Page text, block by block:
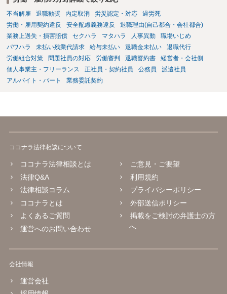
不当解雇 退職勧奨 内定取消 労災認定・対応
過労死
労働・雇用契約違反
安全配慮義務違反
退職理由(自己都合・会社都合)
業務上過失・損害賠償
セクハラ マタハラ 人事異動
職場いじめ
パワハラ
未払い残業代請求 給与未払い 退職金未払い
退職代行
労働組合対策
問題社員の対応 労働審判 退職誓約書
経営者・会社側
個人事業主・フリーランス
正社員・契約社員 公務員
派遣社員
アルバイト・パート
業務委託契約
ココナラ法律相談について
ココナラ法律相談とは
法律Q&A
法律相談コラム
ココナラとは
よくあるご質問
運営へのお問い合わせ
ご意見・ご要望
利用規約
プライバシーポリシー
外部送信ポリシー
掲載をご検討の弁護士の方
へ
会社情報
運営会社